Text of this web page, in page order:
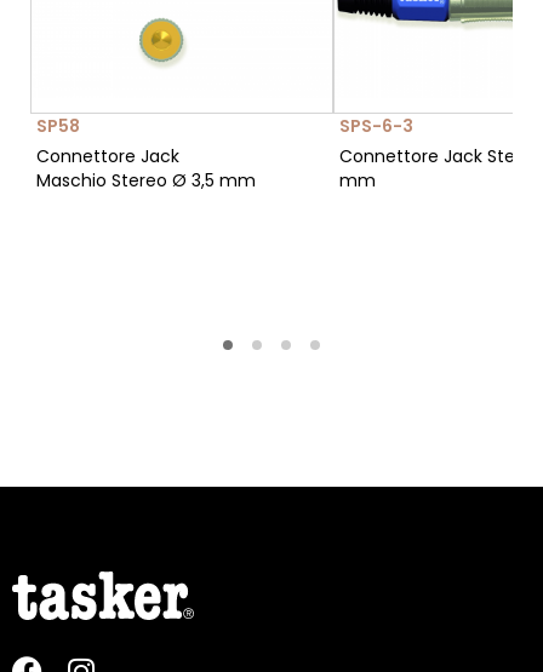
SP58
Connettore Jack
Maschio Stereo Ø 3,5 mm
SPS-6-3
Connettore Jack
mm